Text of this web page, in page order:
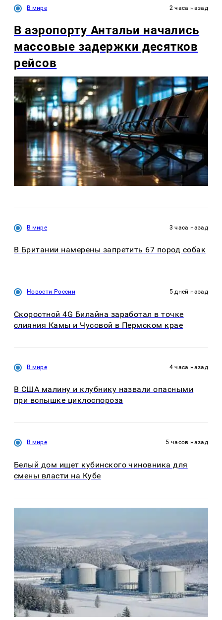
В мире 2 часа назад
В аэропорту Антальи начались
массовые задержки десятков
рейсов
В мире 3 часа назад
В Британии намерены запретить 67 пород собак
Новости России 5 дней назад
Скоростной 4G Билайна заработал в точке
слияния Камы и Чусовой в Пермском крае
В мире 4 часа назад
В США малину и клубнику назвали опасными
при вспышке циклоспороза
В мире 5 часов назад
Белый дом ищет кубинского чиновника для
смены власти на Кубе